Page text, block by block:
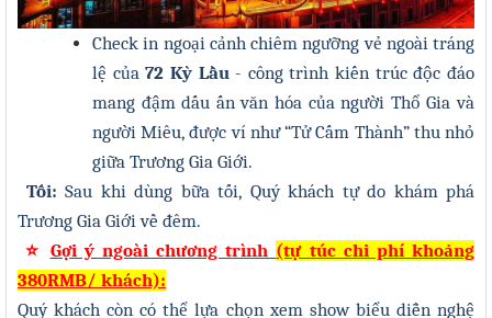
Check in ngoại cảnh chiêm ngưỡng vẻ ngoài tráng
lệ của72 Kỳ Lầu - công trình kiến trúc độc đáo
mang đậm dấu ấn văn hóa của người Thổ Gia và
người Miêu, được ví như “Tử Cấm Thành” thu nhỏ
giữa Trương Gia Giới.
Tối: Sau khi dùng bữa tối, Quý khách tự do khám phá
Trương Gia Giới về đêm.
⭐ Gợi ý ngoài chương trình (tự túc chi phí khoảng
380RMB/ khách):
Quý khách còn có thể lựa chọn xem show biểu diễn nghệ